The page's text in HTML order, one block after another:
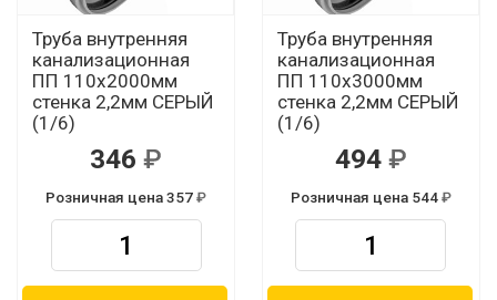
Труба внутренняя
канализационная
ПП 110х2000мм
стенка 2,2мм СЕРЫЙ
(1/6)
346
Розничная цена 357
Труба внутренняя
канализационная
ПП 110х3000мм
стенка 2,2мм СЕРЫЙ
(1/6)
494
Розничная цена 544